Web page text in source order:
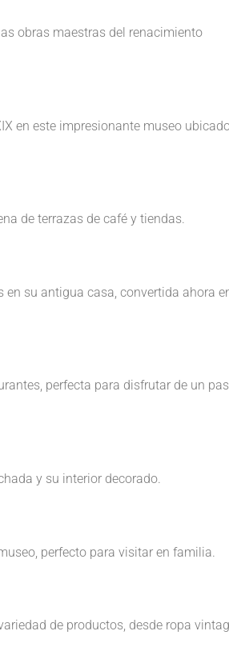
obras maestras del renacimiento
en este impresionante museo
de terrazas de café y tiendas.
en su antigua casa, convertida ahora
perfecta para disfrutar de un
y su interior decorado.
perfecto para visitar en familia.
de productos, desde ropa